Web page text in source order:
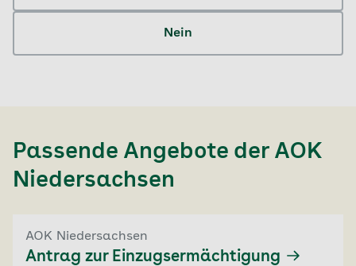
Nein
Passende Angebote der AOK
Niedersachsen
AOK Niedersachsen
Antrag zur Einzugsermächtigung